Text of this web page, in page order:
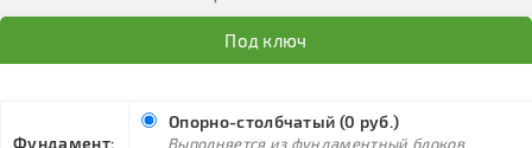
Под ключ
Фундамент:
Опорно-столбчатый (0 руб.)
Выполняется из фундаментный блоков